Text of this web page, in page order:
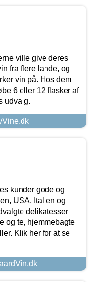
ville give deres
fra flere lande, og
vin på. Hos dem
6 eller 12 flasker af
udvalg.
kunder gode og
USA, Italien og
delikatesser
og te, hjemmebagte
Klik her for at se